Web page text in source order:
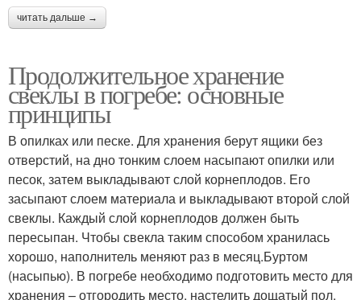
читать дальше →
Продолжительное хранение
свеклы в погребе: основные
принципы
В опилках или песке. Для хранения берут ящики без
отверстий, на дно тонким слоем насыпают опилки или
песок, затем выкладывают слой корнеплодов. Его
засыпают слоем материала и выкладывают второй слой
свеклы. Каждый слой корнеплодов должен быть
пересыпан. Чтобы свекла таким способом хранилась
хорошо, наполнитель меняют раз в месяц.Буртом
(насыпью). В погребе необходимо подготовить место для
хранения – отгородить место, настелить дощатый пол.